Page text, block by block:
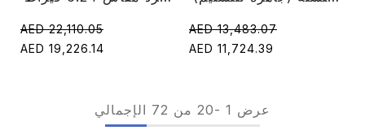
AED 22,110.05
AED 19,226.14
AED 13,483.07
AED 11,724.39
عرض 1
-
20 من 72 الإجمالي